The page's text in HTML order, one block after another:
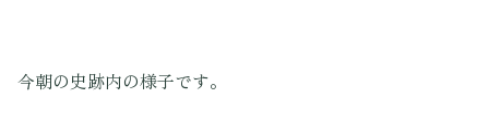
今朝の史跡内の様子です。